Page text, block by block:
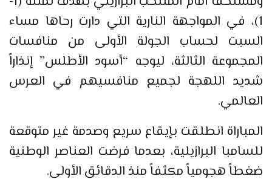
1)، في المواجهة النارية التي دارت رحاها مساء
السبت لحساب الجولة الأولى من منافسات
المجموعة الثالثة، ليوجه “أسود الأطلس” إنذاراً
شديد اللهجة لجميع منافسيهم في العرس
العالمي.
المباراة انطلقت بإيقاع سريع وصدمة غير متوقعة
للسامبا البرازيلية، بعدما فرضت العناصر الوطنية
ضغطاً هجومياً مكثفاً منذ الدقائق الأولى.